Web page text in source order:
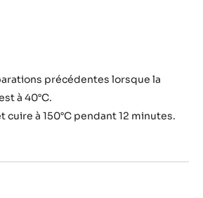
précédentes lorsque la
à 40°C.
cuire à 150°C pendant 12 minutes.